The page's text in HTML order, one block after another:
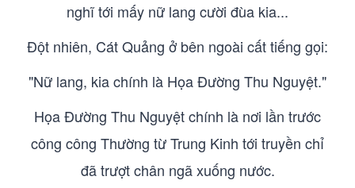
nghĩ tới mấy nữ lang cười đùa kia...
Đột nhiên, Cát Quảng ở bên ngoài cất tiếng gọi:
"Nữ lang, kia chính là Họa Đường Thu Nguyệt."
Họa Đường Thu Nguyệt chính là nơi lần trước
công công Thường từ Trung Kinh tới truyền chỉ
đã trượt chân ngã xuống nước.